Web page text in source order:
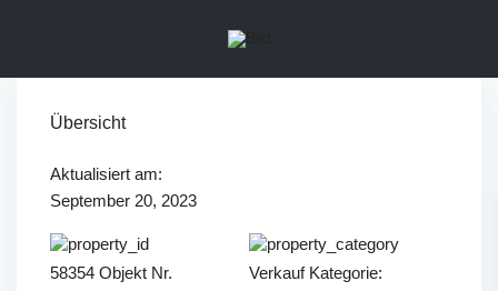
Übersicht
Aktualisiert am:
September 20, 2023
58354 Objekt Nr. VerkaufKategorie: